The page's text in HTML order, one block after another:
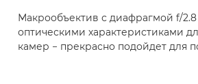
Макрообъектив с диафрагмой f/
оптическими характеристиками
камер − прекрасно подойдет для